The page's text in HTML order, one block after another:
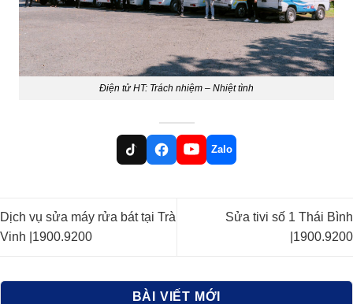
Điện tử HT: Trách nhiệm – Nhiệt tình
Zalo
Dịch vụ sửa máy rửa bát tại Trà
Vinh |1900.9200
Sửa tivi số 1 Thái Bình
|1900.9200
BÀI VIẾT MỚI